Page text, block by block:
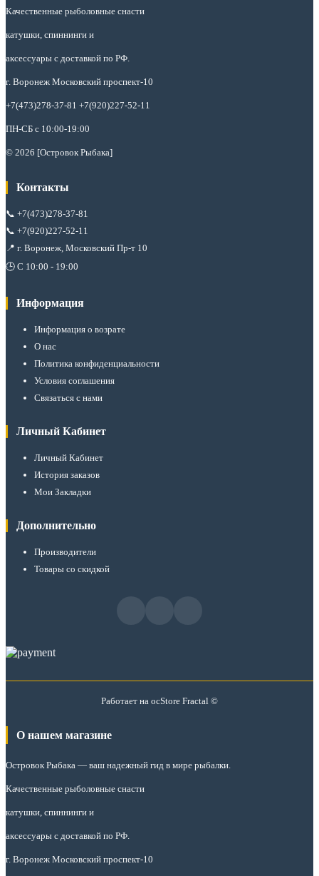
Качественные рыболовные снасти
катушки, спиннинги и
аксессуары с доставкой по РФ.
г. Воронеж Московский проспект-10
+7(473)278-37-81 +7(920)227-52-11
ПН-СБ с 10:00-19:00
© 2026 [Островок Рыбака]
Контакты
📞 +7(473)278-37-81
📞 +7(920)227-52-11
📍 г. Воронеж, Московский Пр-т 10
🕒 С 10:00 - 19:00
Информация
Информация о возрате
О нас
Политика конфиденциальности
Условия соглашения
Связаться с нами
Личный Кабинет
Личный Кабинет
История заказов
Мои Закладки
Дополнительно
Производители
Товары со скидкой
Работает на ocStore Fractal ©
О нашем магазине
Островок Рыбака — ваш надежный гид в мире рыбалки.
Качественные рыболовные снасти
катушки, спиннинги и
аксессуары с доставкой по РФ.
г. Воронеж Московский проспект-10